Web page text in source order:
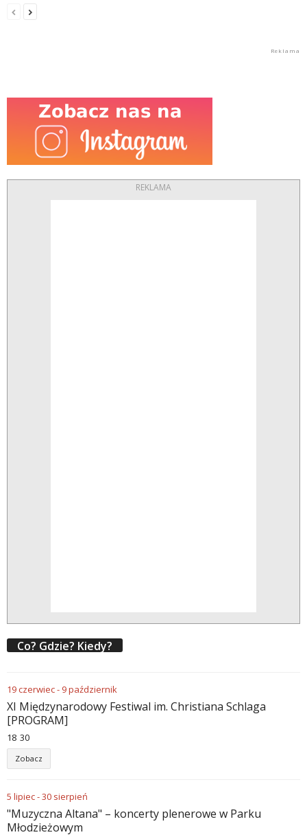
REKLAMA
Co? Gdzie? Kiedy?
19czerwiec- 9październik
XI Międzynarodowy Festiwal im. Christiana Schlaga
[PROGRAM]
18 30
Zobacz
5 lipiec-30 sierpień
"Muzyczna Altana" – koncerty plenerowe w Parku
Młodzieżowym